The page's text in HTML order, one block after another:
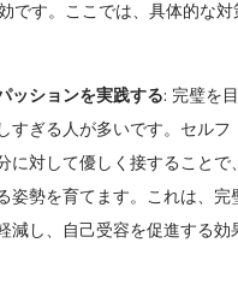
です。ここでは、具体的な対
ッションを実践する: 完璧を
すぎる人が多いです。セルフ
に対して優しく接することで
姿勢を育てます。これは、完
減し、自己受容を促進する効